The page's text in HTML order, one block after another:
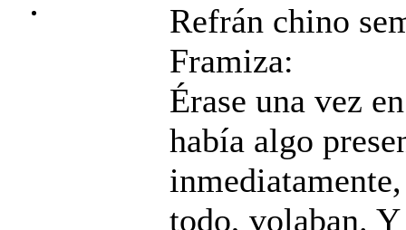
Refrán chino
Framiza:
Érase una vez
había algo
todo, volaban.